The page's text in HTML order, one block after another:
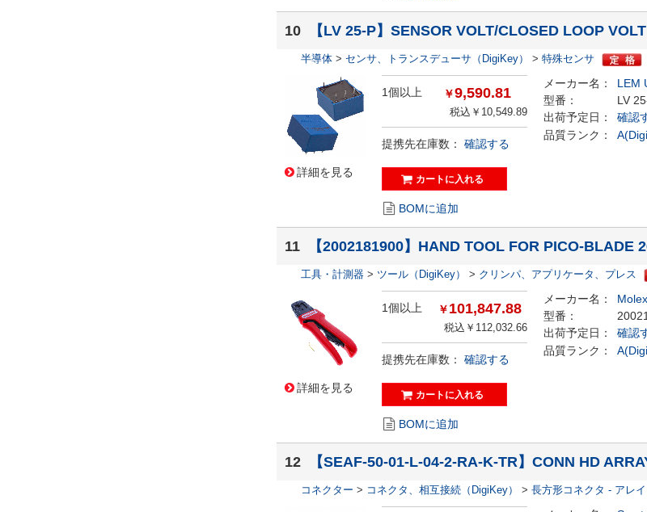
10 【LV 25-P】SENSOR VOLT/CLOSED LOOP
半導体 > センサ、トランスデューサ（DigiKey） > 特殊センサ
詳細を見る
1個以上 ￥9,590.81
税込￥10,549.89
提携先在庫数： 確認する
BOMに追加
メーカー名：
LEM
型番：
LV
出荷予定日：
確認
品質ランク：
11 【2002181900】HAND TOOL FOR PICO-BLADE
工具・計測器 > ツール（DigiKey） > クリンパ、アプリケータ、プレス
詳細を見る
1個以上 ￥101,847.88
税込￥112,032.66
提携先在庫数： 確認する
BOMに追加
メーカー名：
Molex
型番：
出荷予定日：
確認
品質ランク：
12 【SEAF-50-01-L-04-2-RA-K-TR】CONN HD
コネクター > コネクタ、相互接続（DigiKey） > 長方形コネクタ - アレ